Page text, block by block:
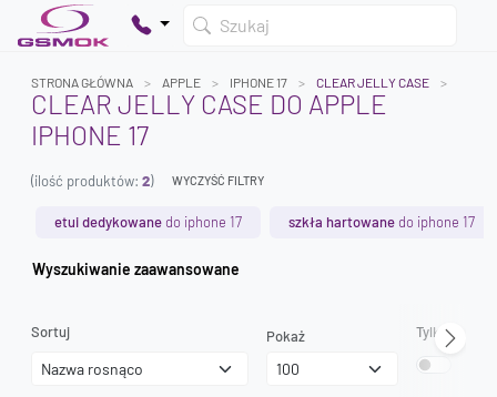
Szukaj
Dodaj produkty, aby kontynuować.
STRONA GŁÓWNA APPLE IPHONE 17 CLEAR JELLY CASE
CLEAR JELLY CASE DO APPLE
IPHONE 17
(ilość produktów: 2) WYCZYŚĆ FILTRY
etui dedykowane do iphone 17 szkła hartowane do iphone 17
Wyszukiwanie zaawansowane
Sortuj Pokaż Tylko